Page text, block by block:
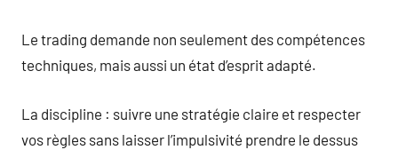
Le trading demande non seulement des compétences
techniques, mais aussi un état d’esprit adapté.
La discipline : suivre une stratégie claire et respecter
vos règles sans laisser l’impulsivité prendre le dessus